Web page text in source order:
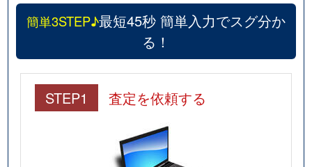
簡単3STEP♪最短45秒 簡単入力でスグ分か
る！
STEP1 査定を依頼する